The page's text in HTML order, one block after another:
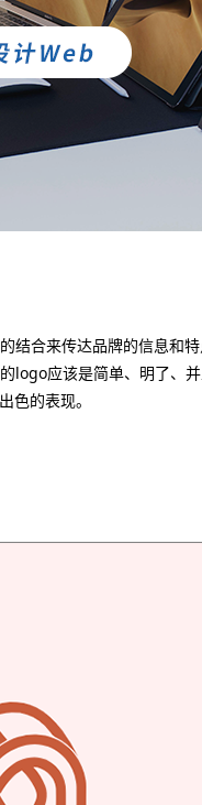
合来传达品牌的信息和特
logo应该是简单、明了、
色的表现。